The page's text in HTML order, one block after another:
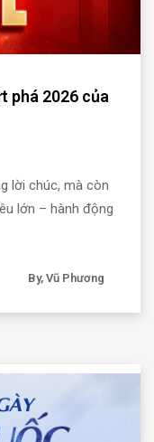
phá 2026 của
lời chúc, mà còn
lớn – hành động
By, Vũ Phương